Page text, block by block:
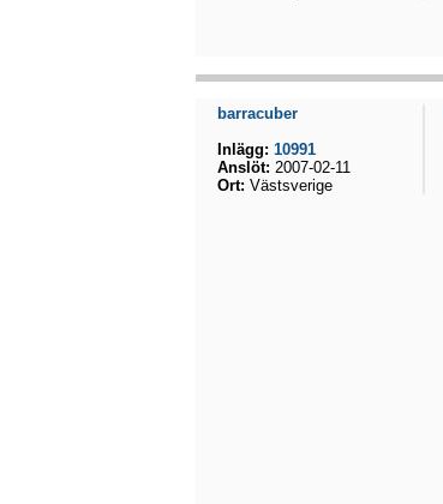
barracuber
Inlägg: 10991
Anslöt: 2007-02-11
Ort: Västsverige